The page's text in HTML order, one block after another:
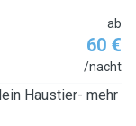
ab
60 €
/nacht
Haustier- mehr